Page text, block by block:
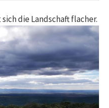
die Landschaft flacher.